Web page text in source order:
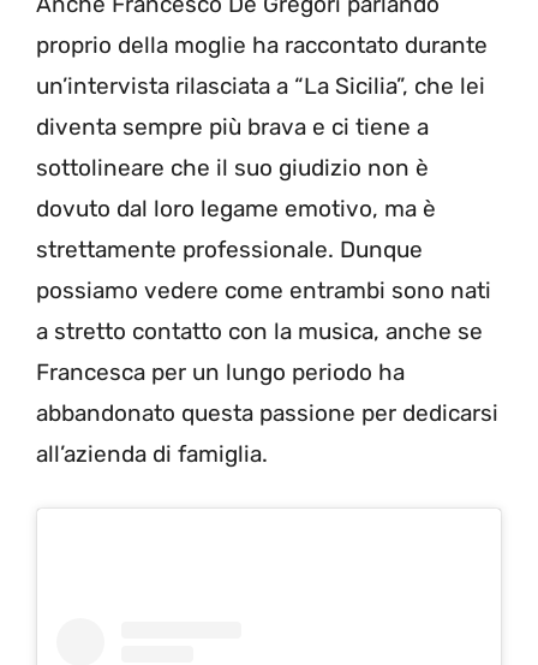
proprio della moglie ha raccontato durante
un’intervista rilasciata a “La Sicilia”, che lei
diventa sempre più brava e ci tiene a
sottolineare che il suo giudizio non è
dovuto dal loro legame emotivo, ma è
strettamente professionale. Dunque
possiamo vedere come entrambi sono nati
a stretto contatto con la musica, anche se
Francesca per un lungo periodo ha
abbandonato questa passione per dedicarsi
all’azienda di famiglia.